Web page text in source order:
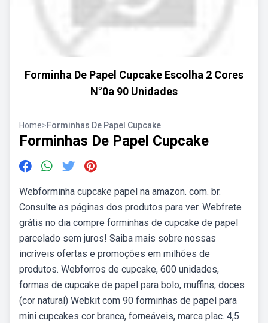
Forminha De Papel Cupcake Escolha 2 Cores
N°0a 90 Unidades
Home>Forminhas De Papel Cupcake
Forminhas De Papel Cupcake
Webforminha cupcake papel na amazon. com. br.
Consulte as páginas dos produtos para ver. Webfrete
grátis no dia compre forminhas de cupcake de papel
parcelado sem juros! Saiba mais sobre nossas
incríveis ofertas e promoções em milhões de
produtos. Webforros de cupcake, 600 unidades,
formas de cupcake de papel para bolo, muffins, doces
(cor natural) Webkit com 90 forminhas de papel para
mini cupcakes cor branca, forneáveis, marca plac. 4,5